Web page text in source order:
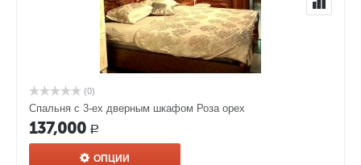
(0)
Спальня с 3-ех дверным шкафом Роза орех
137,000 Р
ОПЦИИ